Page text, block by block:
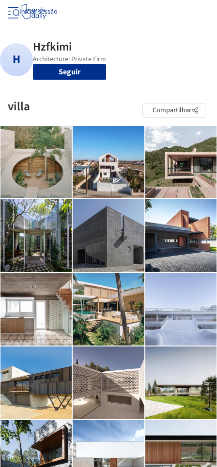
Iniciar sessão
Seguir
villa Compartilhar